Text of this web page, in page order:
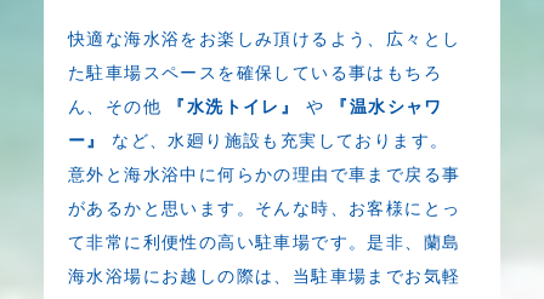
快適な海水浴をお楽しみ頂けるよう、広々とし
た駐車場スペースを確保している事はもちろ
ん、その他
『水洗トイレ』 や
『温水シャワ
ー』
など、水廻り施設も充実しております。
意外と海水浴中に何らかの理由で車まで戻る事
があるかと思います。そんな時、お客様にとっ
て非常に利便性の高い駐車場です。是非、蘭島
海水浴場にお越しの際は、当駐車場までお気軽